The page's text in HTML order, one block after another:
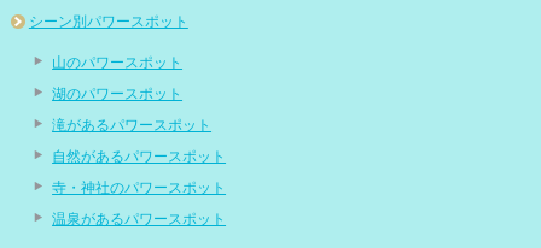
シーン別パワースポット
山のパワースポット
湖のパワースポット
滝があるパワースポット
自然があるパワースポット
寺・神社のパワースポット
温泉があるパワースポット